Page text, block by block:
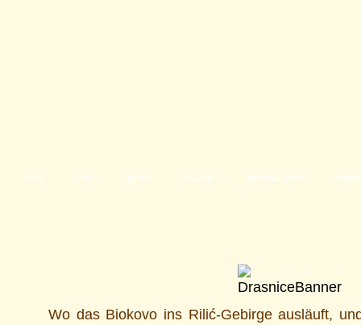
Home Infos Istrien Kvarner Norddalmatien
Wo das Biokovo ins Rilić-Gebirge ausläuft,